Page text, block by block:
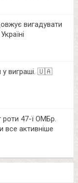
вигадувати
у виграші. 🇺🇦
роти 47-ї ОМБр.
активніше